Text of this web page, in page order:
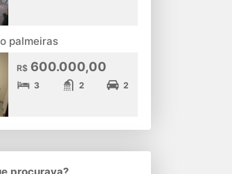
palmeiras
R$600.000,00
3 2 2
procurava?